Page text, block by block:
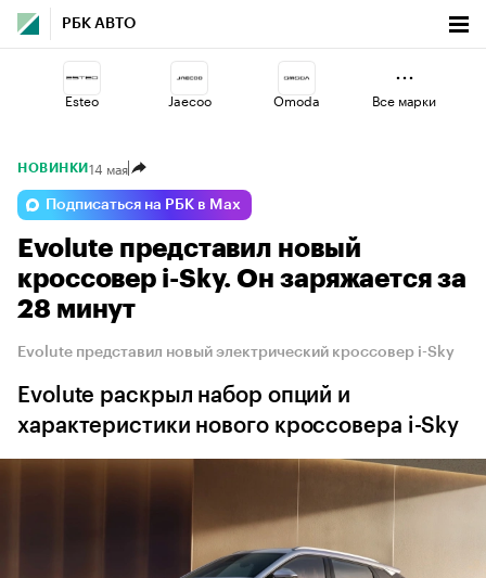
РБК АВТО
Esteo Jaecoo Omoda
Haval
Voyah Volga Lada
Все марки
НОВИНКИ 14 мая
Подписаться на РБК в Max
Evolute представил новый
кроссовер i-Sky. Он заряжается за
28 минут
Evolute представил новый электрический кроссовер i-Sky
Evolute раскрыл набор опций и
характеристики нового кроссовера i-Sky